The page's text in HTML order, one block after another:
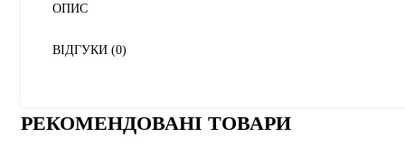
ОПИС
ВІДГУКИ (0)
РЕКОМЕНДОВАНІ ТОВАРИ